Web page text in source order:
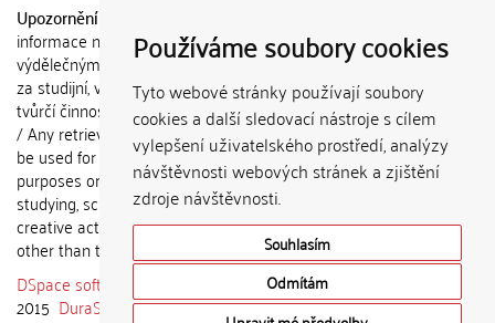
Používáme soubory cookies
Tyto webové stránky používají soubory
cookies a další sledovací nástroje s cílem
vylepšení uživatelského prostředí, analýzy
návštěvnosti webových stránek a zjištění
zdroje návštěvnosti.
Souhlasím
Odmítám
Upozornění / Notice:
informace nemohou být použity k
výdělečným účelům nebo vydávány
za studijní, vědeckou nebo jinou
tvůrčí činnost jiné osoby než autora.
/ Any retrieved information shall not
be used for any commercial
purposes or claimed as results of
studying, scientific or any other
creative activities of any person
other than the author.
DSpace software
copyright © 2002-
2015 DuraSpace